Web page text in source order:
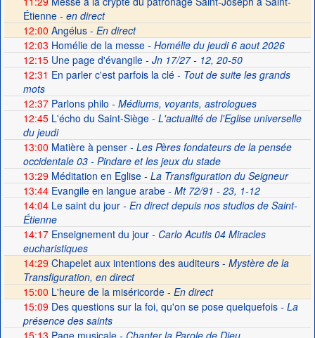
Étienne - en direct
12:00 Angélus - En direct
12:03 Homélie de la messe- Homélie du jeudi 6 aout 2026
12:15Une page d'évangile- Jn 17/27 - 12, 20-50
12:31 En parler c'est parfois la clé- Tout de suite les grands
mots
12:37Parlons philo - Médiums, voyants, astrologues
12:45L'écho du Saint-Siège- L'actualité de l'Eglise universelle
du jeudi
13:00 Matière à penser- Les Pères fondateurs de la pensée
occidentale 03 - Pindare et les jeux du stade
13:29Méditation en Eglise- La Transfiguration du Seigneur
13:44Evangile en langue arabe- Mt 72/91 - 23, 1-12
14:04Le saint du jour- En direct depuis nos studios de Saint-
Étienne
14:17Enseignement du jour- Carlo Acutis 04 Miracles
eucharistiques
14:29 Chapelet aux intentions des auditeurs - Mystère de la
Transfiguration, en direct
15:00 L'heure de la miséricorde - En direct
15:09Des questions sur la foi, qu'on se pose quelquefois- La
présence des saints
15:13 Page musicale- Chanter la Parole de Dieu